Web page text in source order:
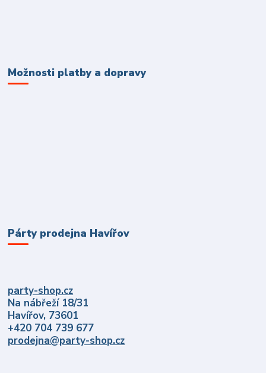
Možnosti platby a dopravy
Párty prodejna Havířov
party-shop.cz
Na nábřeží 18/31
Havířov, 73601
+420 704 739 677
prodejna@party-shop.cz